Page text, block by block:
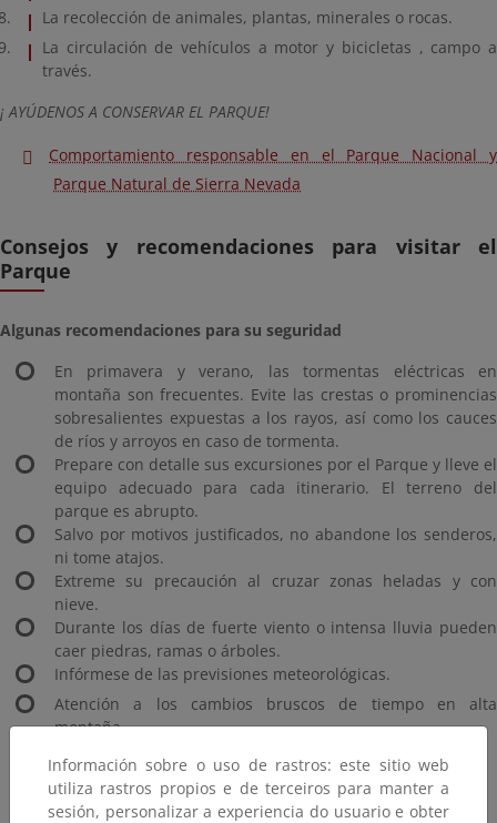
La recolección de animales, plantas, minerales o rocas.
La circulación de vehículos a motor y bicicletas , campo a
través.
¡ AYÚDENOS A CONSERVAR EL PARQUE!
Comportamiento responsable en el Parque Nacional y
Parque Natural de Sierra Nevada
Consejos y recomendaciones para visitar el
Parque
Algunas recomendaciones para su seguridad
En primavera y verano, las tormentas eléctricas en
montaña son frecuentes. Evite las crestas o prominencias
sobresalientes expuestas a los rayos, así como los cauces
de ríos y arroyos en caso de tormenta.
Prepare con detalle sus excursiones por el Parque y lleve el
equipo adecuado para cada itinerario. El terreno del
parque es abrupto.
Salvo por motivos justificados, no abandone los senderos,
ni tome atajos.
Extreme su precaución al cruzar zonas heladas y con
nieve.
Durante los días de fuerte viento o intensa lluvia pueden
caer piedras, ramas o árboles.
Infórmese de las previsiones meteorológicas.
Atención a los cambios bruscos de tiempo en alta
montaña.
No sobrevalore sus propias fuerzas.
Vaya siempre acompañado.
Información sobre o uso de rastros: este sitio web
utiliza rastros propios e de terceiros para manter a
sesión, personalizar a experiencia do usuario e obter